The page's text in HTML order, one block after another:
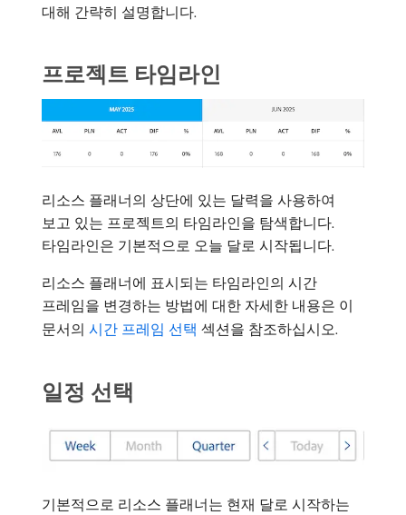
대해 간략히 설명합니다.
프로젝트 타임라인
리소스 플래너의 상단에 있는 달력을 사용하여
보고 있는 프로젝트의 타임라인을 탐색합니다.
타임라인은 기본적으로 오늘 달로 시작됩니다.
리소스 플래너에 표시되는 타임라인의 시간
프레임을 변경하는 방법에 대한 자세한 내용은 이
문서의 시간 프레임 선택 섹션을 참조하십시오.
일정 선택
기본적으로 리소스 플래너는 현재 달로 시작하는